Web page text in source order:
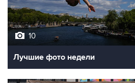
10
Лучшие фото недели